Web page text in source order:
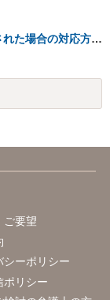
前払い金返金の遅延で詐欺被害届が出された場合の対応方法は？
ご要望
シーポリシー
ポリシー